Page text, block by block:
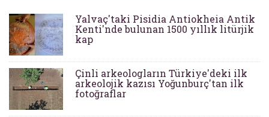
Yalvaç'taki Pisidia Antiokheia Antik
Kenti'nde bulunan 1500 yıllık litürjik
kap
Çinli arkeologların Türkiye'deki ilk
arkeolojik kazısı Yoğunburç'tan ilk
fotoğraflar